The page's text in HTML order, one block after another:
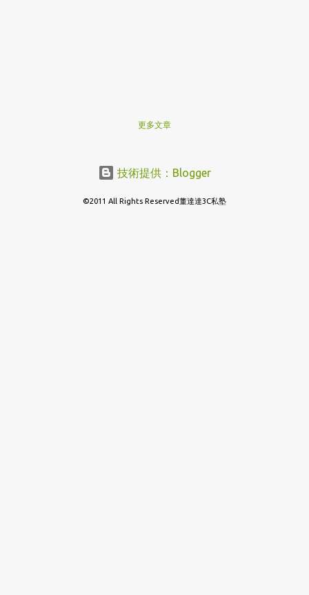
更多文章
技術提供：Blogger
©2011 All Rights Reserved董達達3C私塾